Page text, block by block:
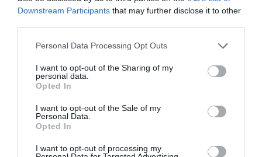
Downstream Participants that may further disclose it to other
Personal Data Processing Opt Outs
I want to opt-out of the Sharing of my
personal data.
Opted In
I want to opt-out of the Sale of my
Personal Data.
Opted In
I want to opt-out of processing my
Uefa
PRO Women in Sports
Publicidad